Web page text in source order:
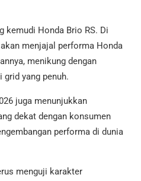
kemudi Honda Brio RS. Di
menjajal performa Honda
menikung dengan
grid yang penuh.
juga menunjukkan
dekat dengan konsumen
performa di dunia
menguji karakter